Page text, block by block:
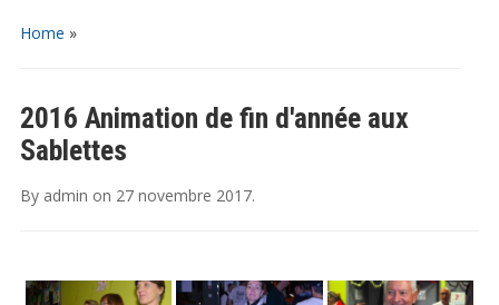
Home »
2016 Animation de fin d'année aux
Sablettes
By admin on 27 novembre 2017.